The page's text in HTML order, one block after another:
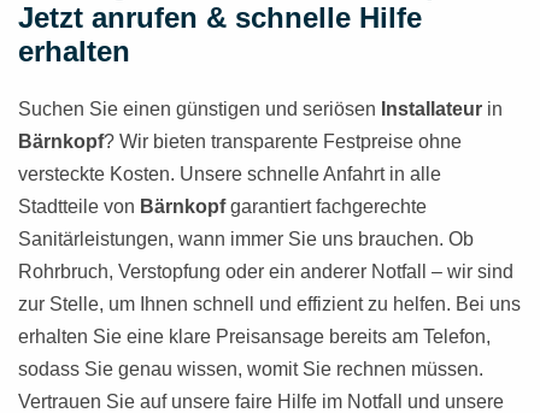
Jetzt anrufen & schnelle Hilfe
erhalten
Suchen Sie einen günstigen und seriösen Installateur in
Bärnkopf? Wir bieten transparente Festpreise ohne
versteckte Kosten. Unsere schnelle Anfahrt in alle
Stadtteile von Bärnkopfgarantiert fachgerechte
Sanitärleistungen, wann immer Sie uns brauchen. Ob
Rohrbruch, Verstopfung oder ein anderer Notfall – wir sind
zur Stelle, um Ihnen schnell und effizient zu helfen. Bei uns
erhalten Sie eine klare Preisansage bereits am Telefon,
sodass Sie genau wissen, womit Sie rechnen müssen.
Vertrauen Sie auf unsere faire Hilfe im Notfall und unsere